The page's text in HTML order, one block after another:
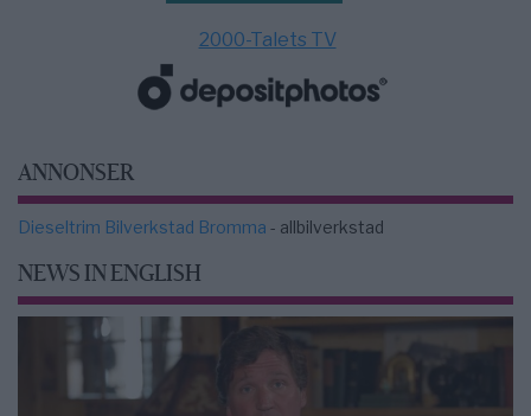
2000-Talets TV
ANNONSER
Dieseltrim Bilverkstad Bromma - allbilverkstad
NEWS IN ENGLISH